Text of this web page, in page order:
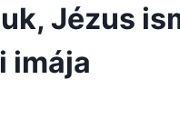
Jézus
imája